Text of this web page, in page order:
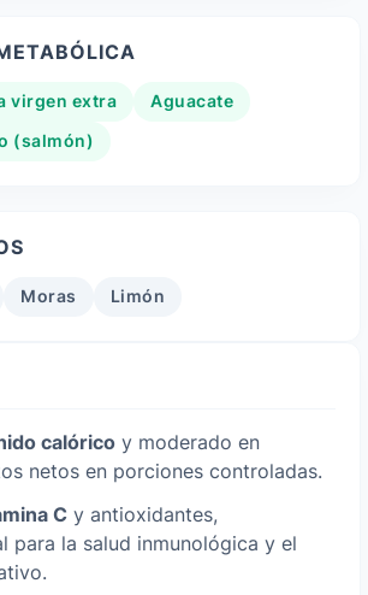
virgen extra Aguacate
(salmón)
Moras Limón
calórico y moderado en
netos en porciones controladas.
C y antioxidantes,
para la salud inmunológica y el